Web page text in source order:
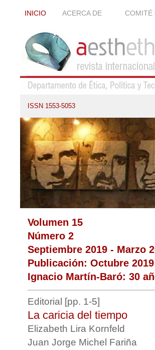
INICIO ACERCA DE COMITÉ
ISSN 1553-5053
Volumen 15
Número 2
Septiembre 2019 - Marzo
Publicación: Octubre 2019
Ignacio Martín-Baró: 30
Editorial [pp. 1-5]
La caricia del tiempo
Elizabeth Lira Kornfeld
Juan Jorge Michel Fariña